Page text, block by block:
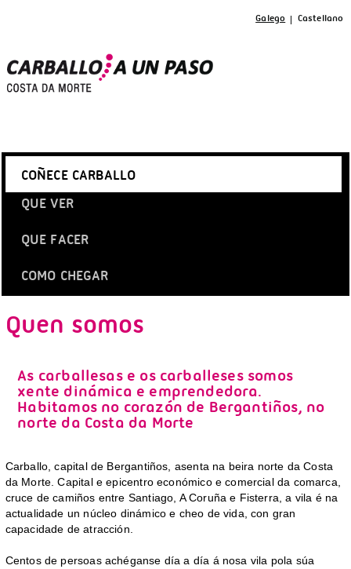
Galego Castellano
COÑECE CARBALLO
QUE VER
QUE FACER
COMO CHEGAR
Quen somos
As carballesas e os carballeses somos
xente dinámica e emprendedora.
Habitamos no corazón de Bergantiños, no
norte da Costa da Morte
Carballo, capital de Bergantiños, asenta na beira norte da Costa
da Morte. Capital e epicentro económico e comercial da comarca,
cruce de camiños entre Santiago, A Coruña e Fisterra, a vila é na
actualidade un núcleo dinámico e cheo de vida, con gran
capacidade de atracción.
Centos de persoas achéganse día a día á nosa vila pola súa